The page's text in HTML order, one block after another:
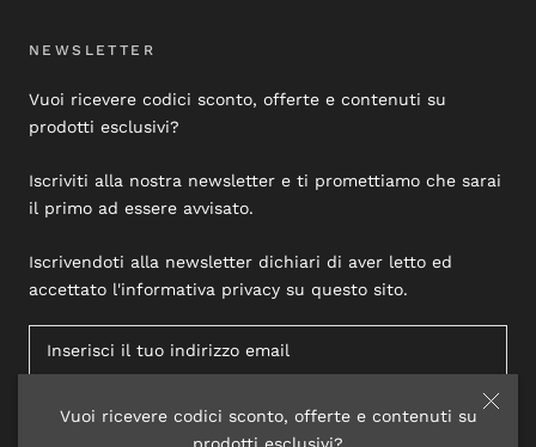
Vuoi ricevere codici sconto, offerte e contenuti su
NEWSLETTER
Vuoi ricevere codici sconto, offerte e contenuti su
prodotti esclusivi?
Iscriviti alla nostra newsletter e ti promettiamo che sarai
il primo ad essere avvisato.
Iscrivendoti alla newsletter dichiari di aver letto ed
accettato l'informativa privacy su questo sito.
ISCRIVITI